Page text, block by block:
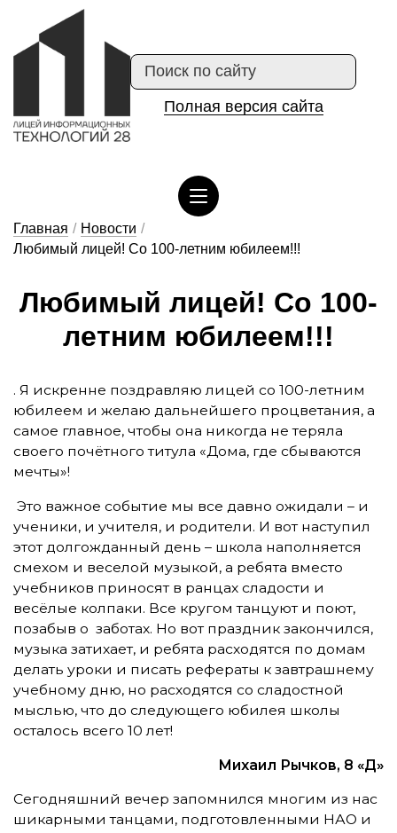
Полная версия сайта
Главная / Новости /
Любимый лицей! Со 100-летним юбилеем!!!
Лю­би­мый ли­цей! Со 100-
лет­ним ю­би­ле­ем!!!
. Я искренне поздравляю лицей со 100-летним
юбилеем и желаю дальнейшего процветания, а
самое главное, чтобы она никогда не теряла
своего почётного титула «Дома, где сбываются
мечты»!
Это важное событие мы все давно ожидали – и
ученики, и учителя, и родители. И вот наступил
этот долгожданный день – школа наполняется
смехом и веселой музыкой, а ребята вместо
учебников приносят в ранцах сладости и
весёлые колпаки. Все кругом танцуют и поют,
позабыв о заботах. Но вот праздник закончился,
музыка затихает, и ребята расходятся по домам
делать уроки и писать рефераты к завтрашнему
учебному дню, но расходятся со сладостной
мыслью, что до следующего юбилея школы
осталось всего 10 лет!
Михаил Рычков, 8 «Д»
Сегодняшний вечер запомнился многим из нас
шикарными танцами, подготовленными НАО и